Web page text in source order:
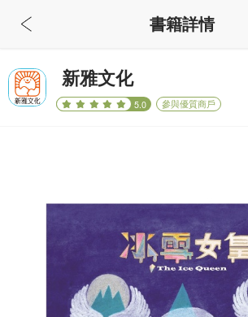
新雅文化
5.0 參與優質商戶
書籍詳情